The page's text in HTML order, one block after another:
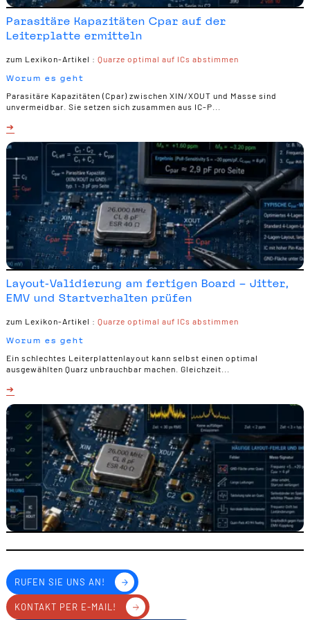
Parasitäre Kapazitäten Cpar auf der
Leiterplatte ermitteln
zum Lexikon-Artikel : Quarze optimal auf ICs abstimmen
Worum es geht
Parasitäre Kapazitäten (Cpar) zwischen XIN/XOUT und Masse sind
unvermeidbar. Sie setzen sich zusammen aus IC-P...
Layout-Validierung am fertigen Board – Jitter,
EMV und Startverhalten prüfen
zum Lexikon-Artikel : Quarze optimal auf ICs abstimmen
Worum es geht
Ein schlechtes Leiterplattenlayout kann selbst einen optimal
ausgewählten Quarz unbrauchbar machen. Gleichzeit...
RUFEN SIE UNS AN!
KONTAKT PER E-MAIL!